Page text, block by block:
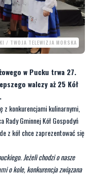
/ TWOJA TELEWIZJA MORSKA
w Pucku trwa 27.
walczy aż 25 Kół
z konkurencjami kulinarnymi,
Gminnej Kół Gospodyń
z kół chce zaprezentować się
Jeżeli chodzi o nasze
o kole, konkurencja związana